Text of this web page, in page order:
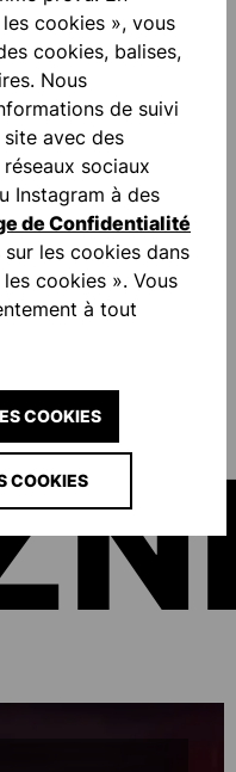
cookies », vous
cookies, balises,
Nous
de suivi
avec des
sociaux
Instagram à des
de Confidentialité
les cookies dans
cookies ». Vous
à tout
COOKIES
COOKIES